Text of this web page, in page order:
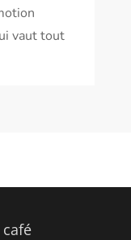
vaut tout